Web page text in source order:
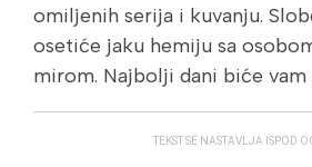
omiljenih serija i kuvanju.
osetiće jaku hemiju sa
mirom. Najbolji dani biće vam
TEKST SE NASTAVLJA ISPOD